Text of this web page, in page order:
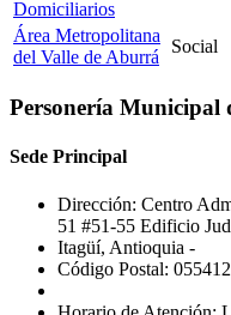
Domiciliarios
Área Metropolitana
del Valle de Aburrá
Social
Personería Municipal
Sede Principal
Dirección: Centro
51 #51-55 Edificio
Itagüí, Antioquia -
Código Postal: 055412